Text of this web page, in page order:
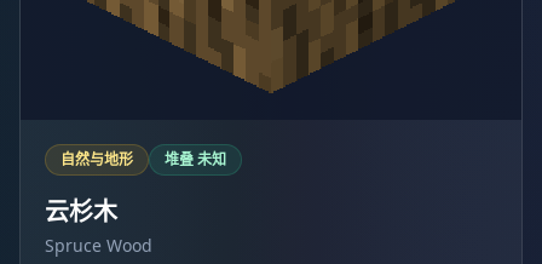
自然与地形 堆叠 未知
云杉木
Spruce Wood